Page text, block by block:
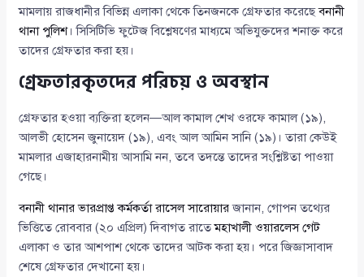
মামলায় রাজধানীর বিভিন্ন এলাকা থেকে তিনজনকে গ্রেফতার করেছেবনানী
থানা পুলিশ। সিসিটিভি ফুটেজ বিশ্লেষণের মাধ্যমে অভিযুক্তদের শনাক্ত করে
তাদের গ্রেফতার করা হয়।
গ্রেফতারকৃতদের পরিচয় ও অবস্থান
গ্রেফতার হওয়া ব্যক্তিরা হলেন—আল কামাল শেখ ওরফে কামাল (১৯),
আলভী হোসেন জুনায়েদ (১৯), এবং আল আমিন সানি (১৯)। তারা কেউই
মামলার এজাহারনামীয় আসামি নন, তবে তদন্তে তাদের সংশ্লিষ্টতা পাওয়া
গেছে।
বনানী থানার ভারপ্রাপ্ত কর্মকর্তা রাসেল সারোয়ারজানান, গোপন তথ্যের
ভিত্তিতে রোববার (২০ এপ্রিল) দিবাগত রাতেমহাখালী ওয়ারলেস গেট
এলাকা ও তার আশপাশ থেকে তাদের আটক করা হয়। পরে জিজ্ঞাসাবাদ
শেষে গ্রেফতার দেখানো হয়।